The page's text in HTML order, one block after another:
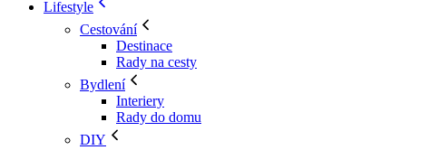
Lifestyle
Cestování
Destinace
Rady na cesty
Bydlení
Interiery
Rady do domu
DIY